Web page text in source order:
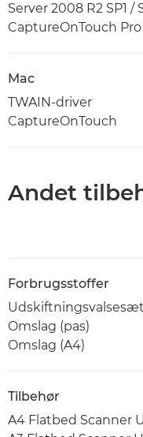
Server 2008 R2 SP1 /
CaptureOnTouch Pro
Mac
TWAIN-driver
CaptureOnTouch
Andet
Forbrugsstoffer
Udskiftningsvalsesæt
Omslag (pas)
Omslag (A4)
Tilbehør
A4 Flatbed Scanner